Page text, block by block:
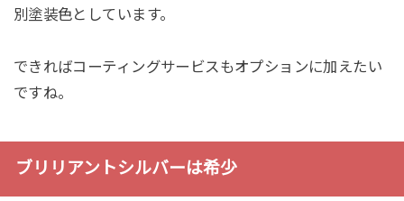
別塗装色としています。
できればコーティングサービスもオプションに加えたい
ですね。
ブリリアントシルバーは希少